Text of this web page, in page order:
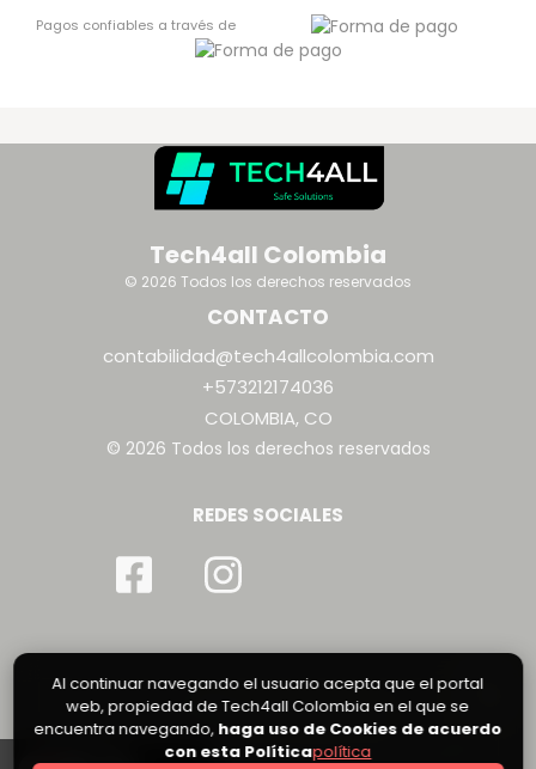
Pagos confiables a través de
Tech4all Colombia
© 2026 Todos los derechos reservados
CONTACTO
contabilidad@tech4allcolombia.com
+573212174036
COLOMBIA, CO
© 2026 Todos los derechos reservados
REDES SOCIALES
Al continuar navegando el usuario acepta que el portal
web, propiedad de Tech4all Colombia en el que se
encuentra navegando, haga uso de Cookies de acuerdo
con esta Políticapolítica